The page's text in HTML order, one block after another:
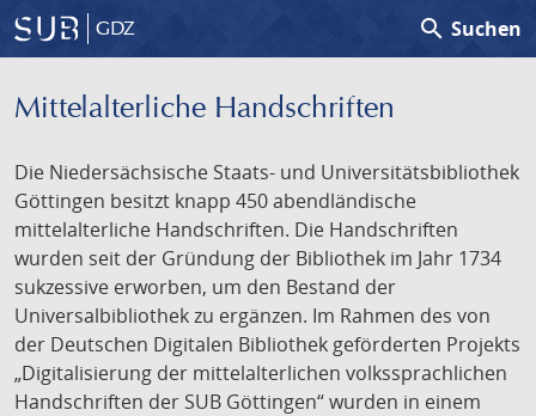
GDZ search Suchen
Mittelalterliche Handschriften
Die Niedersächsische Staats- und Universitätsbibliothek
Göttingen besitzt knapp 450 abendländische
mittelalterliche Handschriften. Die Handschriften
wurden seit der Gründung der Bibliothek im Jahr 1734
sukzessive erworben, um den Bestand der
Universalbibliothek zu ergänzen. Im Rahmen des von
der Deutschen Digitalen Bibliothek geförderten Projekts
„Digitalisierung der mittelalterlichen volkssprachlichen
Handschriften der SUB Göttingen“ wurden in einem